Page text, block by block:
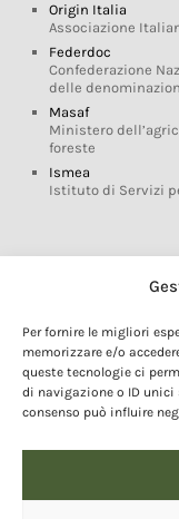
Per fornire le migliori
memorizzare e/o
queste tecnologie ci
di navigazione o ID
consenso può influire
Origin Italia
Associazione
Federdoc
Confederazione
delle
Masaf
Ministero
foreste
Ismea
Istituto di Servizi
Glossario DOP
Marchi DOP IGP
Normativa prodotti
Consorzi di Tutela
Farm To Fork e